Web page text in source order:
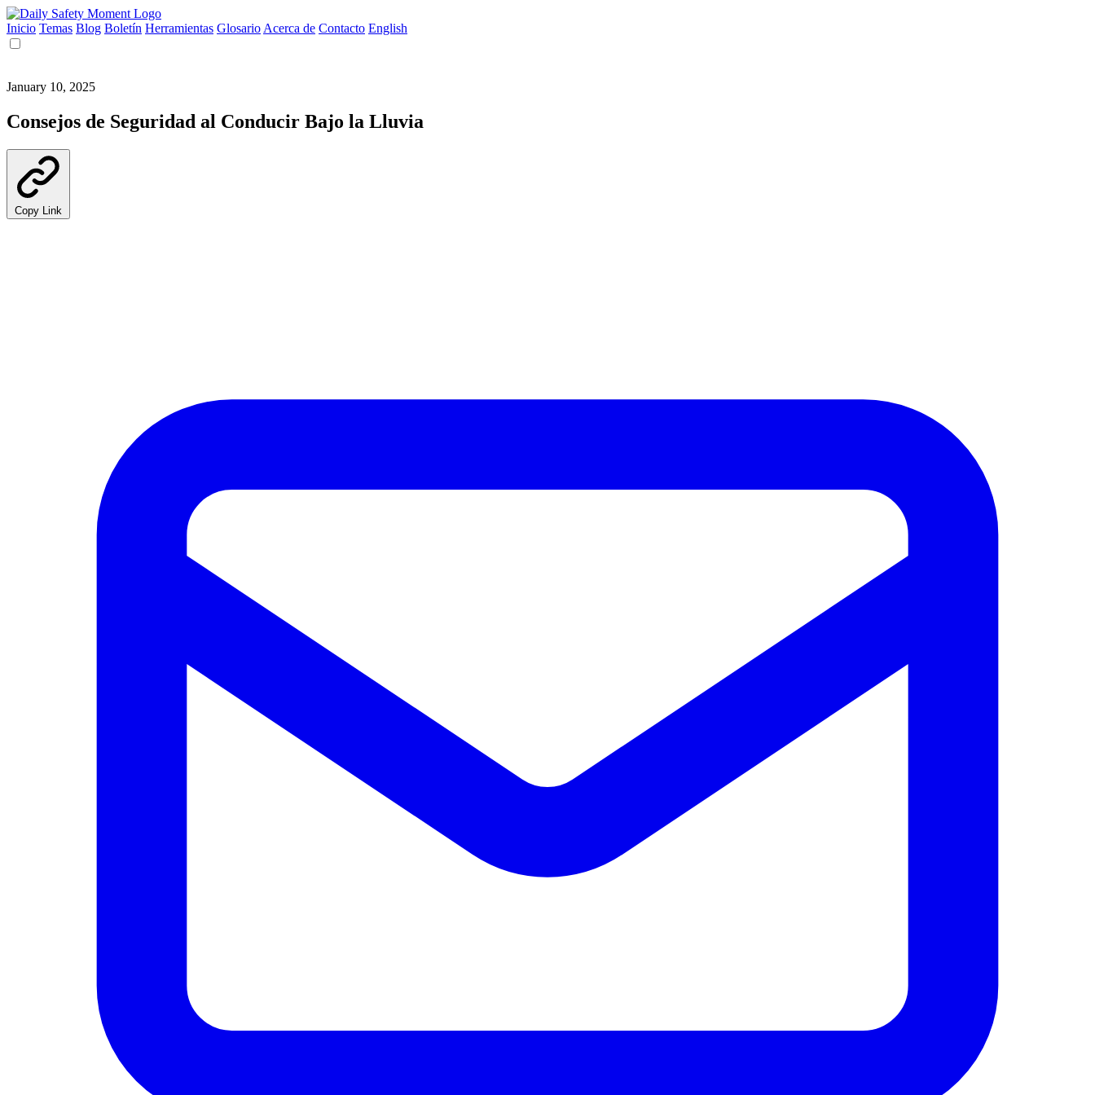
Inicio Temas Blog Boletín Herramientas Glosario Acerca de Contacto English
January 10, 2025
Consejos de Seguridad al Conducir Bajo la Lluvia
Copy Link